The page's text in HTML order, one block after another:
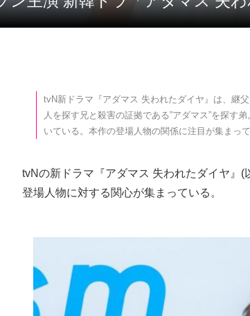
tvN新ドラマ『アダマス 失われたダイヤ』は、継
人を探す兄と殺害の証拠である”アダマス”を探す
いている。本作の登場人物の関係に注目が集ま
tvNの新ドラマ『アダマス 失われたダイヤ』(
登場人物に対する関心が集まっている。